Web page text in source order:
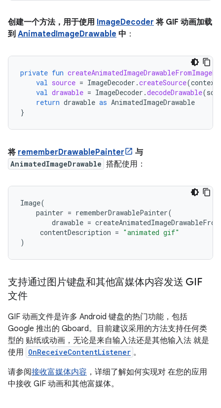
创建一个方法，用于使用 ImageDecoder 将 GIF 动画加载
到 AnimatedImageDrawable 中 ：
private fun
val source = ImageDecoder .createSource(context
val drawable = ImageDecoder .decodeDrawable(
return drawable as AnimatedImageDrawable
}
将 rememberDrawablePainter 与
AnimatedImageDrawable 搭配使用：
Image(
painter = rememberDrawablePainter(
drawable =
contentDescription = "animated gif"
)
支持通过图片键盘和其他富媒体内容发送 GIF
文件
GIF 动画文件是许多 Android 键盘的热门功能，包括
Google 推出的 Gboard。目前建议采用的方法支持任何类
型的 贴纸或动画，无论是来自输入法还是其他输入法 就是
使用 OnReceiveContentListener 。
请参阅接收富媒体内容 ，详细了解如何实现对 在您的应用
中接收 GIF 动画和其他富媒体。